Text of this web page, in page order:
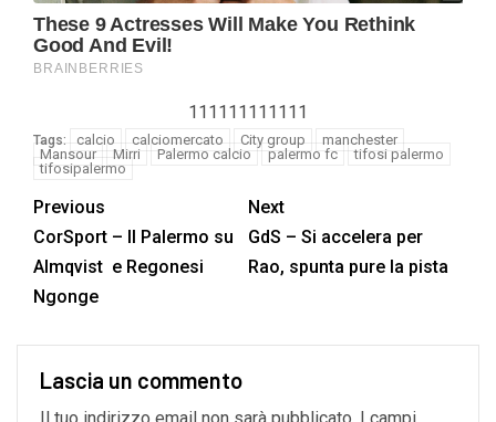
111111111111
Tags: calcio calciomercato City group
manchester
Mansour
Mirri Palermo calcio palermo fc
tifosi palermo
tifosipalermo
Previous
CorSport – Il Palermo su
Almqvist e Regonesi
Next
GdS – Si accelera per
Rao, spunta pure la pista
Ngonge
Lascia un commento